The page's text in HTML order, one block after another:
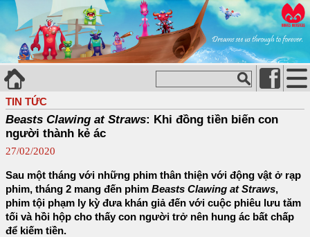
TIN TỨC
Beasts Clawing at Straws: Khi đồng tiền biến con
người thành kẻ ác
27/02/2020
Sau một tháng với những phim thân thiện với động vật ở rạp
phim, tháng 2 mang đến phim Beasts Clawing at Straws,
phim tội phạm ly kỳ đưa khán giả đến với cuộc phiêu lưu tăm
tối và hồi hộp cho thấy con người trở nên hung ác bất chấp
để kiếm tiền.